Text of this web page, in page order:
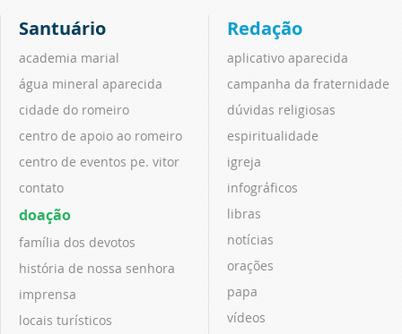
Santuário
academia marial
água mineral aparecida
cidade do romeiro
centro de apoio ao romeiro
centro de eventos pe. vitor
contato
doação
família dos devotos
história de nossa senhora
imprensa
locais turísticos
Redação
aplicativo aparecida
campanha da fraternidade
dúvidas religiosas
espiritualidade
igreja
infográficos
libras
notícias
orações
papa
vídeos